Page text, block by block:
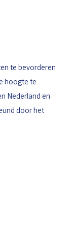
te bevorderen
hoogte te
Nederland en
door het